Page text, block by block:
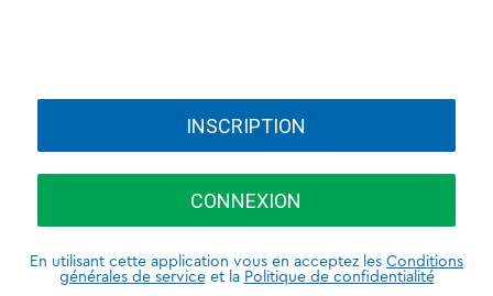
INSCRIPTION
CONNEXION
En utilisant cette application vous en acceptez les Conditions
générales de serviceet la Politique de confidentialité